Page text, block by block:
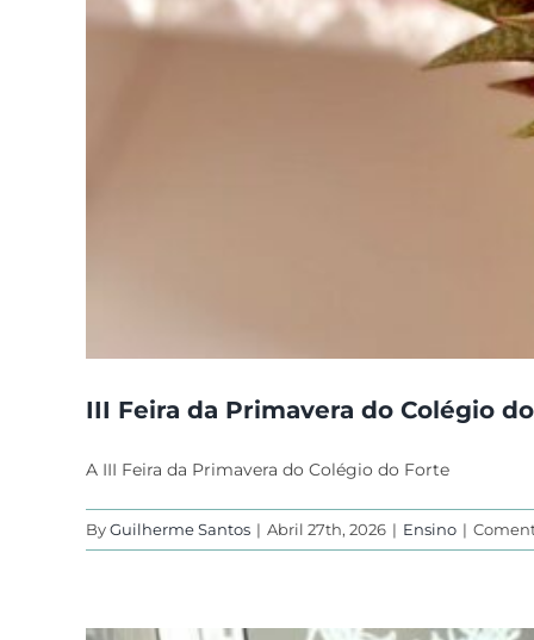
III Feira da Primavera do Colégio
A III Feira da Primavera do Colégio do Forte
ByGuilherme Santos | Abril 27th, 2026 | Ensino |